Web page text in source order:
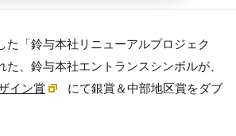
た「鈴与本社リニューアルプロジェク
た、鈴与本社エントランスシンボルが、
イン賞
にて銀賞＆中部地区賞をダブ